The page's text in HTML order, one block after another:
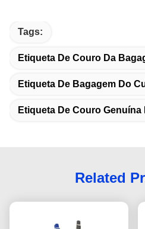
Tags:
Etiqueta De Couro Da
Etiqueta De Bagagem Do
Etiqueta De Couro
Related